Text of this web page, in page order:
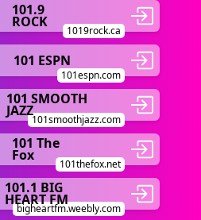
101.9
ROCK
1019rock.ca
101 ESPN
101espn.com
101 SMOOTH
JAZZ
101smoothjazz.com
101 The
Fox
101thefox.net
101.1 BIG
HEART FM
bigheartfm.weebly.com